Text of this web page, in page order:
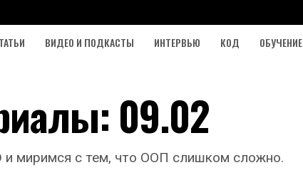
ВИДЕО И ПОДКАСТЫ ИНТЕРВЬЮ КОД ОБУЧЕНИЕ
09.02
миримся с тем, что ООП слишком сложно.